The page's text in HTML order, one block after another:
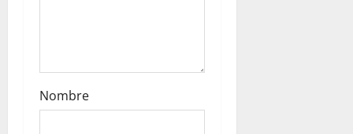
Nombre